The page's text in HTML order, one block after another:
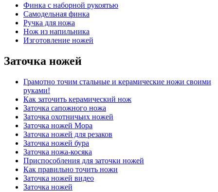
Финка с наборной рукоятью
Самодельная финка
Ручка для ножа
Нож из напильника
Изготовление ножей
Заточка ножей
Грамотно точим стальные и керамические ножи своими
руками!
Как заточить керамический нож
Заточка сапожного ножа
Заточка охотничьих ножей
Заточка ножей Мора
Заточка ножей для резаков
Заточка ножей бура
Заточка ножа-косяка
Приспособления для заточки ножей
Как правильно точить ножи
Заточка ножей видео
Заточка ножей